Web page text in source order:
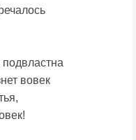
подвластна
вовек